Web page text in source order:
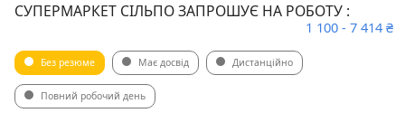
СУПЕРМАРКЕТ СІЛЬПО ЗАПРОШУЄ НА РОБОТУ :
1 100 - 7 414 ₴
Без резюме Має досвід Дистанційно
Повний робочий день